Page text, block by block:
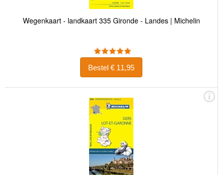
Wegenkaart - landkaart 335 Gironde - Landes | Michelin
Bestel € 11,95